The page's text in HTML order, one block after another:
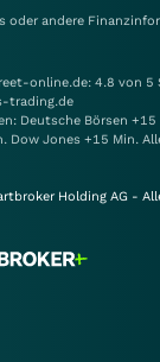
oder andere
online.de: 4.8 von
trading.de
Deutsche Börsen +15
Dow Jones +15 Min.
Holding AG -